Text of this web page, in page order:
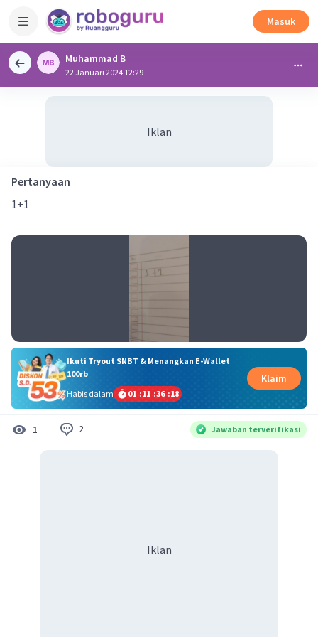
Masuk
Muhammad B
22 Januari 2024 12:29
Iklan
Pertanyaan
1+1
Ikuti Tryout SNBT & Menangkan E-Wallet
100rb
Habis dalam
01 :11 :36 :17
Klaim
1 2 Jawaban terverifikasi
Iklan